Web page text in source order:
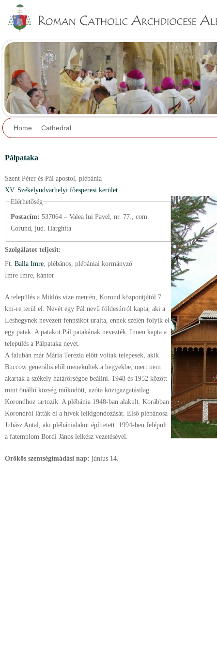
Home Cathedral
Pálpataka
Szent Péter és Pál apostol, plébánia
XV. Székelyudvarhelyi főesperesi kerület
Elérhetőség
Postacím: 537064 – Valea lui Pavel, nr. 77., com.
Corund, jud. Harghita
Szolgálatot teljesít:
Ft. Balla Imre , plébános , plébániai kormányzó
Imre Imre, kántor
A település a Miklós vize mentén, Korond központjától 7
km-re terül el. Nevét egy Pál nevű földesúrról kapta, aki a
Leshegynek nevezett fennsíkot uralta, ennek szélén folyik el
egy patak. A patakot Pál patakának nevezték. Innen kapta a
település a Pálpataka nevet.
A faluban már Mária Terézia előtt voltak telepesek, akik
Buccow generális elől menekültek a hegyekbe, mert nem
akartak a székely határőrségbe beállni. 1948 és 1952 között
mint önálló község működött, azóta közigazgatásilag
Korondhoz tartozik. A plébánia 1948-ban alakult. Korábban
Korondról látták el a hívek lelkigondozását. Első plébánosa
Juhász Antal, aki plébánialakot építtetett. 1994-ben felépült
a fatemplom Bordi János lelkész vezetésével.
Örökös szentségimádási nap: június 14.